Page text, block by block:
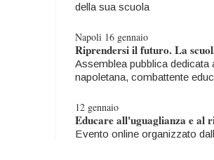
della sua scuola
Napoli 16 gennaio
Riprendersi il futuro. La
Assemblea pubblica dedicata
napoletana, combattente
12 gennaio
Educare all'uguaglianza e al
Evento online organizzato